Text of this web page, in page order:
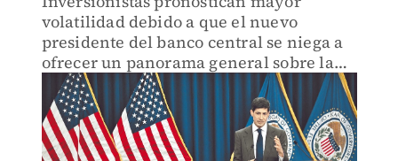
volatilidad debido a que el nuevo
presidente del banco central se niega a
ofrecer un panorama general sobre la
trayectoria futura de los costos del
endeudamiento